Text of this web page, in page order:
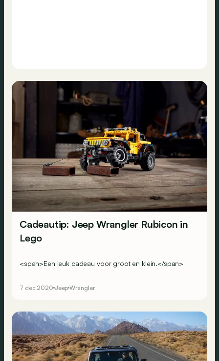
Cadeautip: Jeep Wrangler Rubicon in
Lego
<span>Een leuk cadeau voor groot en klein.</span>
7 dec 2020 Jeep Wrangler